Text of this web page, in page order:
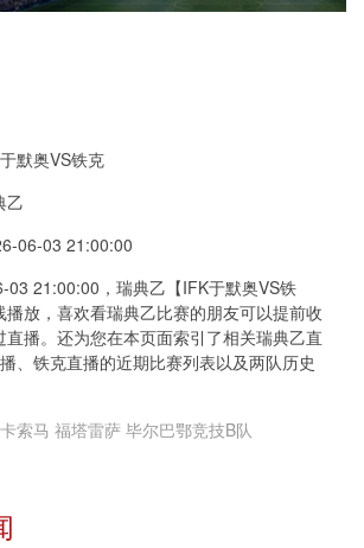
默奥VS铁克
乙
06-03 21:00:00
03 21:00:00，瑞典乙【IFK于默奥VS铁
播放，喜欢看瑞典乙比赛的朋友可以提前收
播。还为您在本页面索引了相关瑞典乙直
、铁克直播的近期比赛列表以及两队历史
卡索马 福塔雷萨 毕尔巴鄂竞技B队